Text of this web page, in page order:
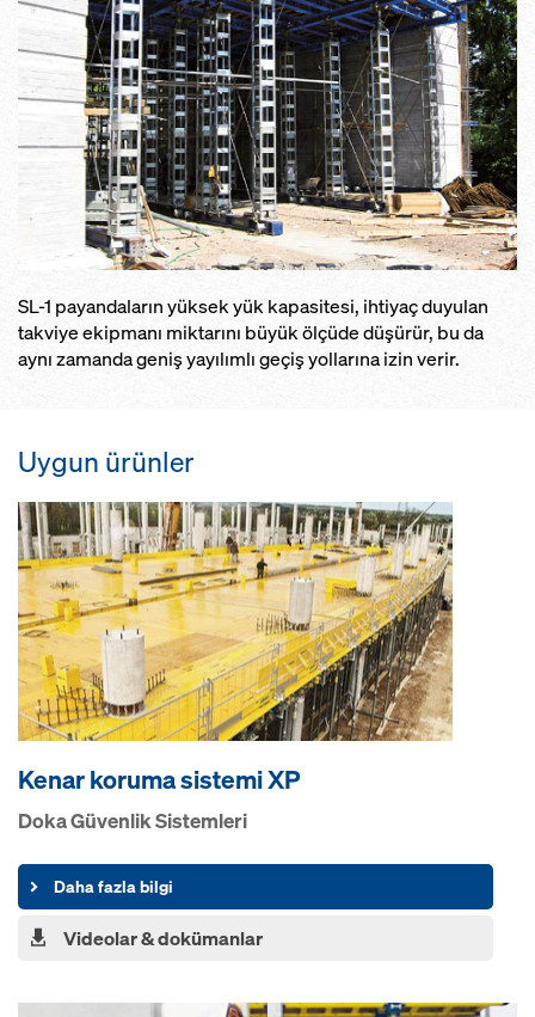
SL-1 payandaların yüksek yük kapasitesi, ihtiyaç duyulan
takviye ekipmanı miktarını büyük ölçüde düşürür, bu da
aynı zamanda geniş yayılımlı geçiş yollarına izin verir.
Uygun ürünler
Kenar koruma sistemi XP
Doka Güvenlik Sistemleri
Daha fazla bilgi
Videolar & dokümanlar